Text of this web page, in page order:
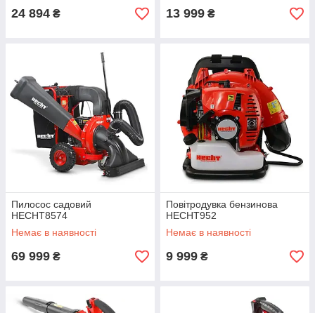
24 894 ₴ 13 999 ₴
Пилосос садовий
HECHT8574
Немає в наявності
69 999 ₴
Повітродувка бензинова
HECHT952
Немає в наявності
9 999 ₴